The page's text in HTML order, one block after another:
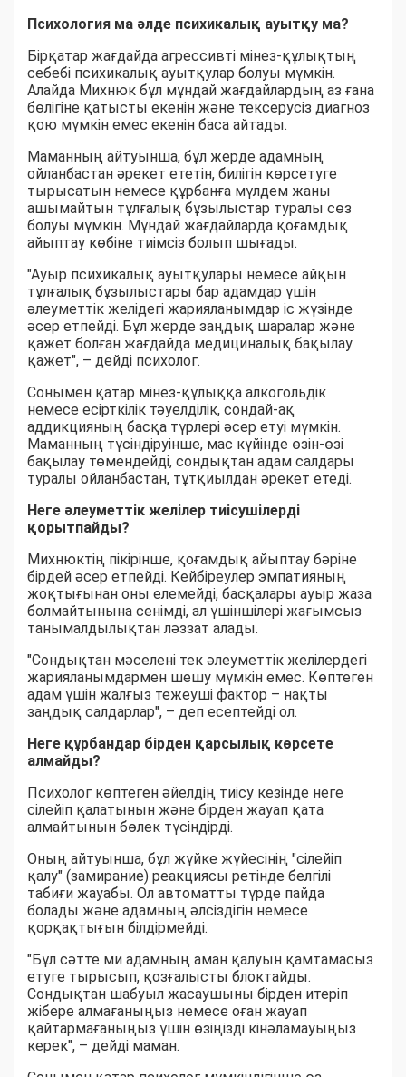
Психология ма әлде психикалық ауытқу ма?
Бірқатар жағдайда агрессивті мінез-құлықтың
себебі психикалық ауытқулар болуы мүмкін.
Алайда Михнюк бұл мұндай жағдайлардың аз ғана
бөлігіне қатысты екенін және тексерусіз диагноз
қою мүмкін емес екенін баса айтады.
Маманның айтуынша, бұл жерде адамның
ойланбастан әрекет ететін, билігін көрсетуге
тырысатын немесе құрбанға мүлдем жаны
ашымайтын тұлғалық бұзылыстар туралы сөз
болуы мүмкін. Мұндай жағдайларда қоғамдық
айыптау көбіне тиімсіз болып шығады.
"Ауыр психикалық ауытқулары немесе айқын
тұлғалық бұзылыстары бар адамдар үшін
әлеуметтік желідегі жарияланымдар іс жүзінде
әсер етпейді. Бұл жерде заңдық шаралар және
қажет болған жағдайда медициналық бақылау
қажет", – дейді психолог.
Сонымен қатар мінез-құлыққа алкогольдік
немесе есірткілік тәуелділік, сондай-ақ
аддикцияның басқа түрлері әсер етуі мүмкін.
Маманның түсіндіруінше, мас күйінде өзін-өзі
бақылау төмендейді, сондықтан адам салдары
туралы ойланбастан, тұтқиылдан әрекет етеді.
Неге әлеуметтік желілер тиісушілерді
қорытпайды?
Михнюктің пікірінше, қоғамдық айыптау бәріне
бірдей әсер етпейді. Кейбіреулер эмпатияның
жоқтығынан оны елемейді, басқалары ауыр жаза
болмайтынына сенімді, ал үшіншілері жағымсыз
танымалдылықтан ләззат алады.
"Сондықтан мәселені тек әлеуметтік желілердегі
жарияланымдармен шешу мүмкін емес. Көптеген
адам үшін жалғыз тежеуші фактор – нақты
заңдық салдарлар", – деп есептейді ол.
Неге құрбандар бірден қарсылық көрсете
алмайды?
Психолог көптеген әйелдің тиісу кезінде неге
сілейіп қалатынын және бірден жауап қата
алмайтынын бөлек түсіндірді.
Оның айтуынша, бұл жүйке жүйесінің "сілейіп
қалу" (замирание) реакциясы ретінде белгілі
табиғи жауабы. Ол автоматты түрде пайда
болады және адамның әлсіздігін немесе
қорқақтығын білдірмейді.
"Бұл сәтте ми адамның аман қалуын қамтамасыз
етуге тырысып, қозғалысты блоктайды.
Сондықтан шабуыл жасаушыны бірден итеріп
жібере алмағаныңыз немесе оған жауап
қайтармағаныңыз үшін өзіңізді кінәламауыңыз
керек", – дейді маман.